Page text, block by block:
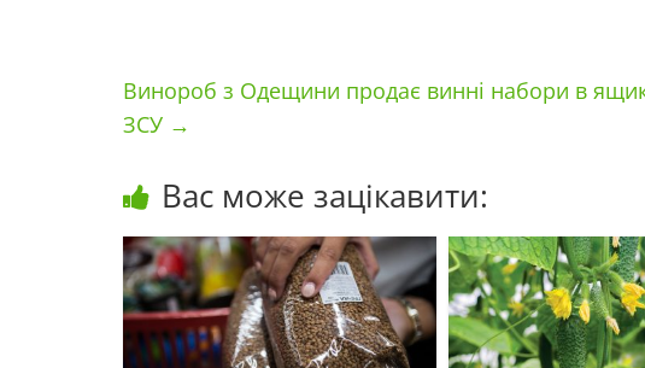
Винороб з Одещини продає винні набори в
ЗСУ →
Вас може зацікавити: